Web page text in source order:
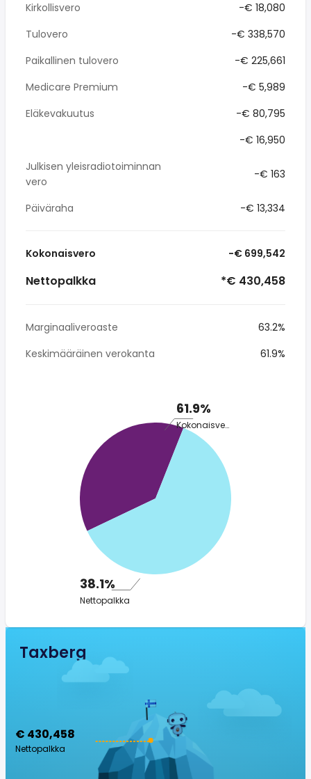
Kirkollisvero
-€ 18,080
Tulovero
-€ 338,570
Paikallinen tulovero
-€ 225,661
Medicare Premium
-€ 5,989
Eläkevakuutus
-€ 80,795
-€ 16,950
Julkisen yleisradiotoiminnan
vero
-€ 163
Päiväraha -€ 13,334
Kokonaisvero -€ 699,542
Nettopalkka *€ 430,458
Marginaaliveroaste
63.2%
Keskimääräinen verokanta
61.9%
61.9%
Kokonaisvero
38.1%
Nettopalkka
Taxberg
€ 430,458
Nettopalkka